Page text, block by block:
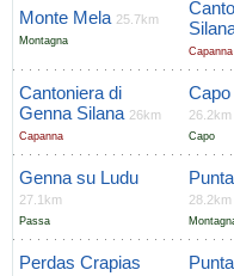
Monte Mela 25.7km
Montagna
Capanna
Cantoniera di
Genna Silana 26km
Capanna
26.2km
Capo
Genna su Ludu
27.1km
Passa
28.2km
Perdas Crapias